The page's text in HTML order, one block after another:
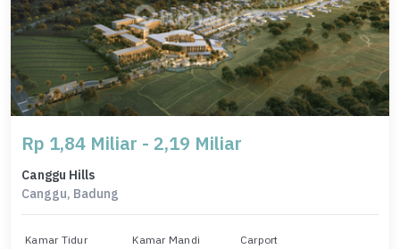
Rp 1,84 Miliar - 2,19 Miliar
Canggu Hills
Canggu, Badung
Kamar Tidur Kamar Mandi Carport